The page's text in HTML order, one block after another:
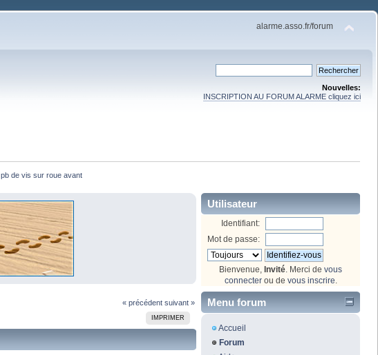
alarme.asso.fr/forum
Nouvelles:
INSCRIPTION AU FORUM ALARME cliquez ici
pb de vis sur roue avant
« précédent suivant »
IMPRIMER
Utilisateur
Identifiant:
Mot de passe:
Bienvenue, Invité . Merci de vous
connecterou de vous inscrire
Menu forum
Accueil
Forum